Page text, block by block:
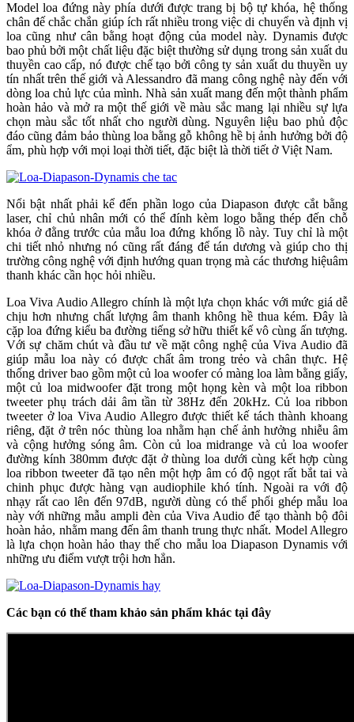
Model loa đứng này phía dưới được trang bị bộ tự khóa, hệ thống
chân đế chắc chắn giúp ích rất nhiều trong việc di chuyển và định vị
loa cũng như cân bằng hoạt động của model này. Dynamis được
bao phủ bởi một chất liệu đặc biệt thường sử dụng trong sản xuất du
thuyền cao cấp, nó được chế tạo bởi công ty sản xuất du thuyền uy
tín nhất trên thế giới và Alessandro đã mang công nghệ này đến với
dòng loa chủ lực của mình. Nhà sản xuất mang đến một thành phẩm
hoàn hảo và mở ra một thế giới về màu sắc mang lại nhiều sự lựa
chọn màu sắc tốt nhất cho người dùng. Nguyên liệu bao phủ độc
đáo cũng đảm bảo thùng loa bằng gỗ không hề bị ảnh hưởng bởi độ
ẩm, phù hợp với mọi loại thời tiết, đặc biệt là thời tiết ở Việt Nam.
Nổi bật nhất phải kể đến phần logo của Diapason được cắt bằng
laser, chỉ chủ nhân mới có thể đính kèm logo bằng thép đến chỗ
khóa ở đằng trước của mẫu loa đứng khổng lồ này. Tuy chỉ là một
chi tiết nhỏ nhưng nó cũng rất đáng để tán dương và giúp cho thị
trường công nghệ với định hướng quan trọng mà các thương hiệuâm
thanh khác cần học hỏi nhiều.
Loa Viva Audio Allegro chính là một lựa chọn khác với mức giá dễ
chịu hơn nhưng chất lượng âm thanh không hề thua kém. Đây là
cặp loa đứng kiểu ba đường tiếng sở hữu thiết kế vô cùng ấn tượng.
Với sự chăm chút và đầu tư về mặt công nghệ của Viva Audio đã
giúp mẫu loa này có được chất âm trong trẻo và chân thực. Hệ
thống driver bao gồm một củ loa woofer có màng loa làm bằng giấy,
một củ loa midwoofer đặt trong một họng kèn và một loa ribbon
tweeter phụ trách dải âm tần từ 38Hz đến 20kHz. Củ loa ribbon
tweeter ở loa Viva Audio Allegro được thiết kế tách thành khoang
riêng, đặt ở trên nóc thùng loa nhằm hạn chế ảnh hưởng nhiễu âm
và cộng hưởng sóng âm. Còn củ loa midrange và củ loa woofer
đường kính 380mm được đặt ở thùng loa dưới cùng kết hợp cùng
loa ribbon tweeter đã tạo nên một hợp âm có độ ngọt rất bắt tai và
chinh phục được hàng vạn audiophile khó tính. Ngoài ra với độ
nhạy rất cao lên đến 97dB, người dùng có thể phối ghép mẫu loa
này với những mẫu ampli đèn của Viva Audio để tạo thành bộ đôi
hoàn hảo, nhằm mang đến âm thanh trung thực nhất. Model Allegro
là lựa chọn hoàn hảo thay thế cho mẫu loa Diapason Dynamis với
những ưu điểm vượt trội hơn hẳn.
Các bạn có thể tham khảo sản phẩm khác tại đây